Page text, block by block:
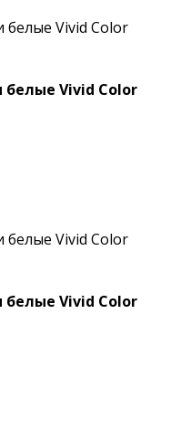
белые Vivid Color
белые Vivid Color